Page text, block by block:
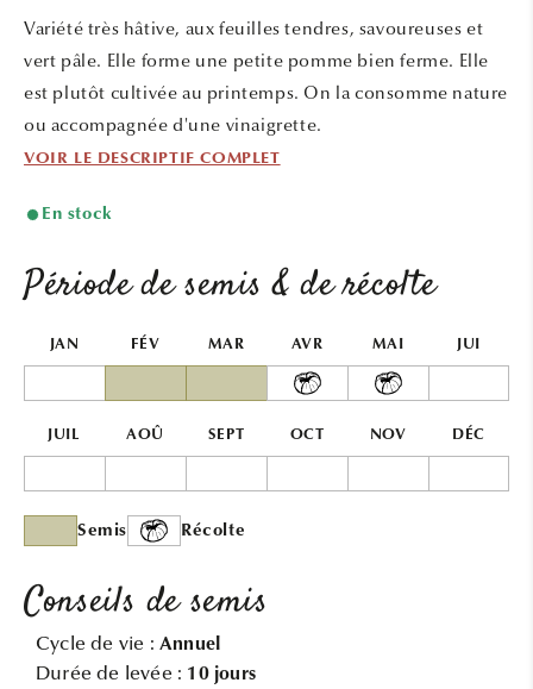
fenêtre
modale
Variété très hâtive, aux feuilles tendres, savoureuses et
vert pâle. Elle forme une petite pomme bien ferme. Elle
est plutôt cultivée au printemps. On la consomme nature
ou accompagnée d'une vinaigrette.
VOIR LE DESCRIPTIF COMPLET
En stock
Période de semis & de récolte
JAN FÉV MAR AVR MAI JUI
JUIL AOÛ SEPT OCT NOV DÉC
Semis Récolte
Conseils de semis
Cycle de vie : Annuel
Durée de levée : 10 jours